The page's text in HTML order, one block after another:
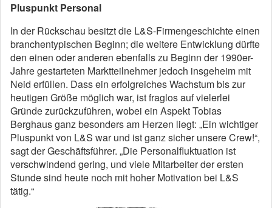
Pluspunkt Personal
In der Rückschau besitzt die L&S-Firmengeschichte einen
branchentypischen Beginn; die weitere Entwicklung dürfte
den einen oder anderen ebenfalls zu Beginn der 1990er-
Jahre gestarteten Marktteilnehmer jedoch insgeheim mit
Neid erfüllen. Dass ein erfolgreiches Wachstum bis zur
heutigen Größe möglich war, ist fraglos auf vielerlei
Gründe zurückzuführen, wobei ein Aspekt Tobias
Berghaus ganz besonders am Herzen liegt: „Ein wichtiger
Pluspunkt von L&S war und ist ganz sicher unsere Crew!“,
sagt der Geschäftsführer. „Die Personalfluktuation ist
verschwindend gering, und viele Mitarbeiter der ersten
Stunde sind heute noch mit hoher Motivation bei L&S
tätig.“